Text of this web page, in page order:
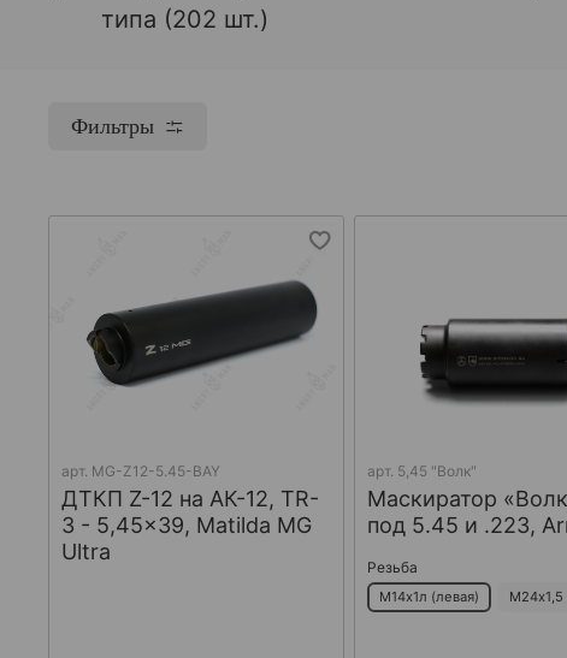
типа (202 шт.)
Фильтры
арт. MG-Z12-5.45-BAY
ДТКП Z-12 на АК-12, TR-
3 - 5,45x39, Matilda MG
Ultra
арт. 5,45 "Волк"
Маскиратор
под 5.45 и .223,
Резьба
М14х1л (левая) М24х1,5